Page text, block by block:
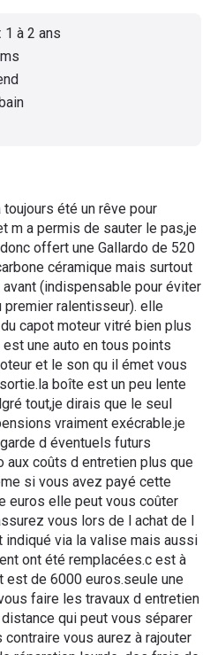
: 1 à 2 ans
été un rêve pour
m a permis de sauter le pas,je
offert une Gallardo de 520
céramique mais surtout
(indispensable pour éviter
ralentisseur). elle
capot moteur vitré bien plus
une auto en tous points
et le son qu il émet vous
boîte est un peu lente
tout,je dirais que le seul
vraiment exécrable.je
d éventuels futurs
aux coûts d entretien plus que
si vous avez payé cette
euros elle peut vous coûter
vous lors de l achat de l
indiqué via la valise mais aussi
ont été remplacées.c est à
de 6000 euros.seule une
faire les travaux d entretien
qui peut vous séparer
vous aurez à rajouter